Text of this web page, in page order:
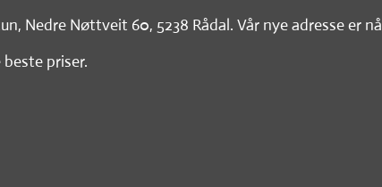
Nedre Nøttveit 60, 5238 Rådal. Vår nye adresse er nå
priser.